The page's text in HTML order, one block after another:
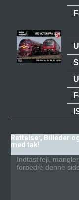
Rettelser, Billeder
med tak!